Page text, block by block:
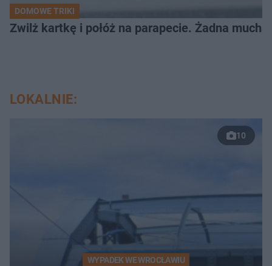
DOMOWE TRIKI
Zwilż kartkę i połóż na parapecie. Żadna
LOKALNIE:
10
WYPADEK WE WROCŁAWIU